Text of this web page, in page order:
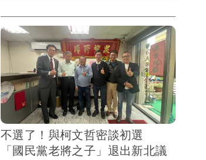
記者說，「離遠一點，我覺得受到騷
擾。」
不選了！與柯文哲密談初選
「國民黨老將之子」退出新北議